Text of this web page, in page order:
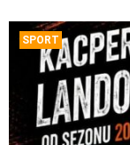
SPORT